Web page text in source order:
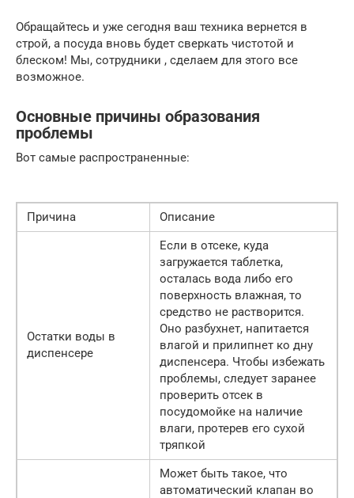
Обращайтесь и уже сегодня ваш техника вернется в
строй, а посуда вновь будет сверкать чистотой и
блеском! Мы, сотрудники , сделаем для этого все
возможное.
Основные причины образования
проблемы
Вот самые распространенные:
Причина Описание
Остатки воды в
диспенсере
Если в отсеке, куда
загружается таблетка,
осталась вода либо его
поверхность влажная, то
средство не растворится.
Оно разбухнет, напитается
влагой и прилипнет ко дну
диспенсера. Чтобы избежать
проблемы, следует заранее
проверить отсек в
посудомойке на наличие
влаги, протерев его сухой
тряпкой
Может быть такое, что
автоматический клапан во